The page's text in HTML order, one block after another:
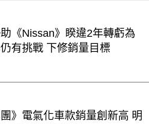
《Nissan》睽違2年轉虧為
有挑戰 下修銷量目標
團》電氣化車款銷量創新高 明